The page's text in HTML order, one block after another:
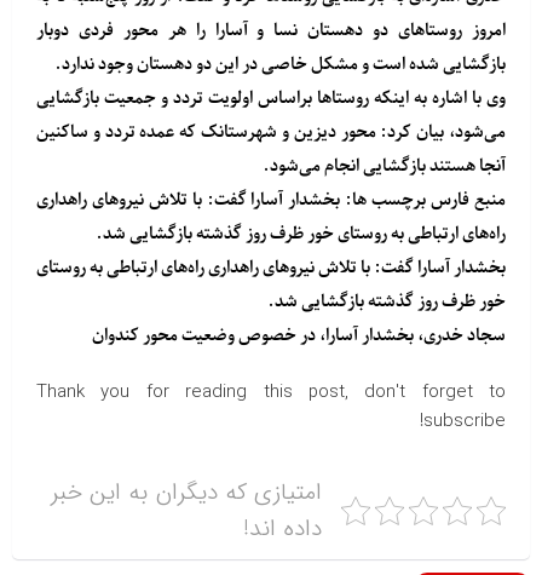
امروز روستاهای دو دهستان نسا و آسارا را هر محور فردی دوبار
بازگشایی شده است و مشکل خاصی در این دو دهستان وجود ندارد.
وی با اشاره به اینکه روستا‌ها براساس اولویت تردد و جمعیت بازگشایی
می‌شود، بیان کرد: محور دیزین و شهرستانک که عمده تردد و ساکنین
آنجا هستند بازگشایی انجام می‌شود.
منبع فارسبرچسب ها: بخشدار آسارا گفت: با تلاش نیروهای راهداری
راه‌های ارتباطی به روستای خور ظرف روز گذشته بازگشایی شد.
بخشدار آسارا گفت: با تلاش نیروهای راهداری راه‌های ارتباطی به روستای
خور ظرف روز گذشته بازگشایی شد.
سجاد خدری، بخشدار آسارا، در خصوص وضعیت محور کندوان
Thank you for reading this post, don't forget to
subscribe!
امتیازی که دیگران به این خبر
داده اند!